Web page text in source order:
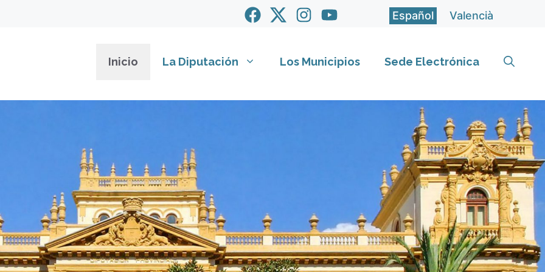
Español Valencià
Inicio La Diputación Los Municipios Sede Electrónica